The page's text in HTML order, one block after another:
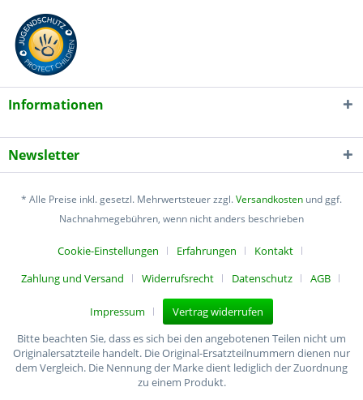
Informationen
Newsletter
* Alle Preise inkl. gesetzl. Mehrwertsteuer zzgl.Versandkosten und ggf.
Nachnahmegebühren, wenn nicht anders beschrieben
Cookie-Einstellungen Erfahrungen
Kontakt
Zahlung und Versand
Widerrufsrecht Datenschutz AGB
Impressum
Vertrag widerrufen
Bitte beachten Sie, dass es sich bei den angebotenen Teilen nicht um
Originalersatzteile handelt. Die Original-Ersatzteilnummern dienen nur
dem Vergleich. Die Nennung der Marke dient lediglich der Zuordnung
zu einem Produkt.